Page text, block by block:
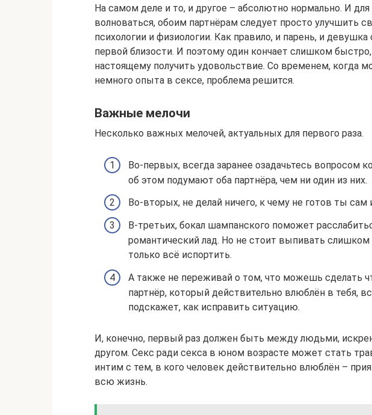
На самом деле и то, и другое – абсолютно нормально. И для
волноваться, обоим партнёрам следует просто улучшить
психологии и физиологии. Как правило, и парень, и
первой близости. И поэтому один кончает слишком
настоящему получить удовольствие. Со временем, когда
немного опыта в сексе, проблема решится.
Важные мелочи
Несколько важных мелочей, актуальных для первого раза.
Во-первых, всегда заранее озадачьтесь вопросом
об этом подумают оба партнёра, чем ни один из них.
Во-вторых, не делай ничего, к чему не готов ты сам
В-третьих, бокал шампанского поможет
романтический лад. Но не стоит выпивать
только всё испортить.
А также не переживай о том, что можешь сделать
партнёр, который действительно влюблён в тебя,
подскажет, как исправить ситуацию.
И, конечно, первый раз должен быть между людьми,
другом. Секс ради секса в юном возрасте может стать
интим с тем, в кого человек действительно влюблён –
всю жизнь.